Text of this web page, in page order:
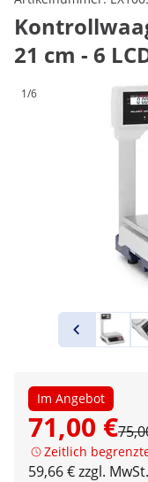
21 cm - 6
1/6
Im Angebot
71,00 €
Zeitlich
59,66 € zzgl.